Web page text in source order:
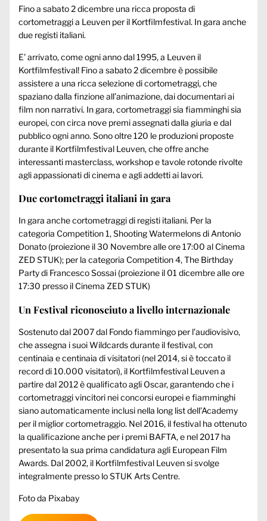
Fino a sabato 2 dicembre una ricca proposta di
cortometraggi a Leuven per il Kortfilmfestival. In gara anche
due registi italiani.
E’ arrivato, come ogni anno dal 1995, a Leuven il
Kortfilmfestival! Fino a sabato 2 dicembre è possibile
assistere a una ricca selezione di cortometraggi, che
spaziano dalla finzione all’animazione, dai documentari ai
film non narrativi. In gara, cortometraggi sia fiamminghi sia
europei, con circa nove premi assegnati dalla giuria e dal
pubblico ogni anno. Sono oltre 120 le produzioni proposte
durante il Kortfilmfestival Leuven, che offre anche
interessanti masterclass, workshop e tavole rotonde rivolte
agli appassionati di cinema e agli addetti ai lavori.
Due cortometraggi italiani in gara
In gara anche cortometraggi di registi italiani. Per la
categoria Competition 1,Shooting Watermelons di Antonio
Donato (proiezione il 30 Novembre alle ore 17:00 al Cinema
ZED STUK); per la categoria Competition 4,The Birthday
Party di Francesco Sossai (proiezione il 01 dicembre alle ore
17:30 presso il Cinema ZED STUK)
Un Festival riconosciuto a livello internazionale
Sostenuto dal 2007 dal Fondo fiammingo per l’audiovisivo,
che assegna i suoi Wildcards durante il festival, con
centinaia e centinaia di visitatori (nel 2014, si è toccato il
record di 10.000 visitatori), il Kortfilmfestival Leuven a
partire dal 2012 è qualificato agli Oscar, garantendo che i
cortometraggi vincitori nei concorsi europei e fiamminghi
siano automaticamente inclusi nella long list dell’Academy
per il miglior cortometraggio. Nel 2016, il festival ha ottenuto
la qualificazione anche per i premi BAFTA, e nel 2017 ha
presentato la sua prima candidatura agli European Film
Awards. Dal 2002, il Kortfilmfestival Leuven si svolge
integralmente presso lo STUK Arts Centre.
Foto da Pixabay